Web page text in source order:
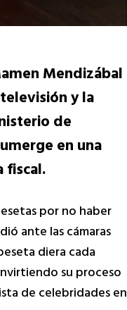
Mendizábal
y la
de
en una
fiscal.
por no haber
ante las cámaras
diera cada
su proceso
de celebridades en